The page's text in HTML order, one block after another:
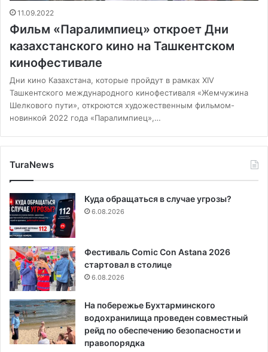
11.09.2022
Фильм «Паралимпиец» откроет Дни
казахстанского кино на Ташкентском
кинофестивале
Дни кино Казахстана, которые пройдут в рамках XIV
Ташкентского международного кинофестиваля «Жемчужина
Шелкового пути», откроются художественным фильмом-
новинкой 2022 года «Паралимпиец»,…
TuraNews
Куда обращаться в случае угрозы?
6.08.2026
Фестиваль Comic Con Astana 2026
стартовал в столице
6.08.2026
На побережье Бухтарминского
водохранилища проведен совместный
рейд по обеспечению безопасности и
правопорядка